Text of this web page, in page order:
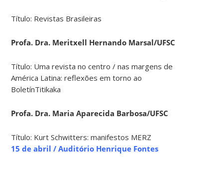
Título: Revistas Brasileiras
Profa. Dra. Meritxell Hernando Marsal/UFSC
Título: Uma revista no centro / nas margens de
América Latina: reflexões em torno ao
BoletínTitikaka
Profa. Dra. Maria Aparecida Barbosa/UFSC
Título: Kurt Schwitters: manifestos MERZ
15 de abril / Auditório Henrique Fontes